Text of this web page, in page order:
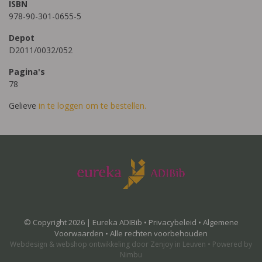
ISBN
978-90-301-0655-5
Depot
D2011/0032/052
Pagina's
78
Gelieve in te loggen om te bestellen.
© Copyright 2026 | Eureka ADIBib • Privacybeleid • Algemene
Voorwaarden • Alle rechten voorbehouden
Webdesign & webshop ontwikkeling door Zenjoy in Leuven • Powered by
Nimbu